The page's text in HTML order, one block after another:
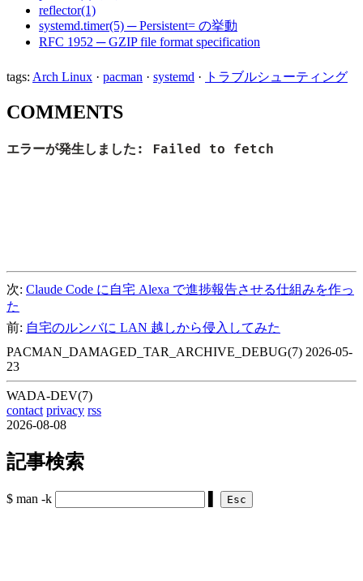
reflector(1)
systemd.timer(5) ─ Persistent= の挙動
RFC 1952 ─ GZIP file format specification
tags: Arch Linux · pacman · systemd · トラブルシューティング
COMMENTS
次: Claude Code に自宅 Alexa で進捗報告させる仕組みを作っ
た
前: 自宅のルンバに LAN 越しから侵入してみた
PACMAN_DAMAGED_TAR_ARCHIVE_DEBUG(7) 2026-05-
23
WADA-DEV(7)
contact privacy rss
2026-08-08
記事検索
$ man -k Esc